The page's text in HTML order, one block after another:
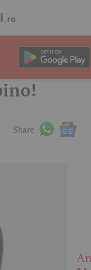
Share